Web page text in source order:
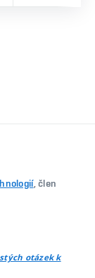
, člen
otázek k